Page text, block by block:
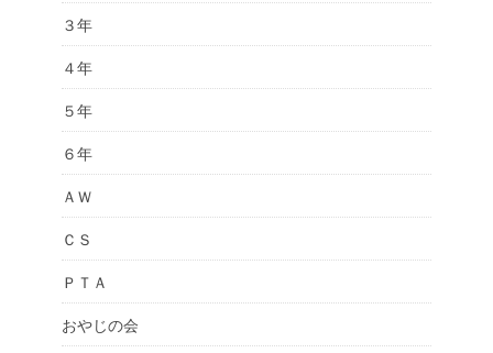
３年
４年
５年
６年
ＡＷ
ＣＳ
ＰＴＡ
おやじの会